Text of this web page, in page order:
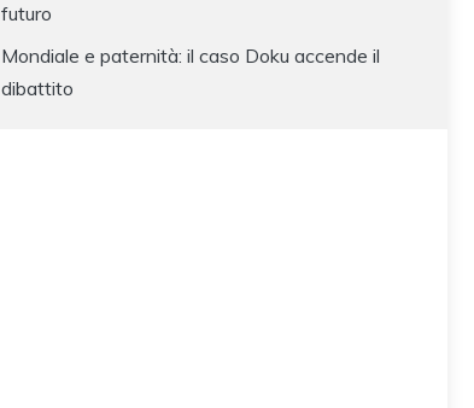
futuro
Mondiale e paternità: il caso Doku accende il
dibattito